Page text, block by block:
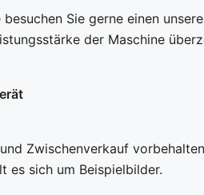
besuchen Sie gerne einen
der Maschine
Zwischenverkauf
es sich um Beispielbilder.